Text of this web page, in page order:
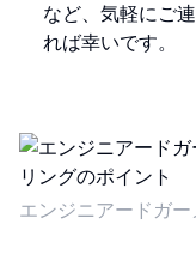
など、気軽にご
れば幸いです。
エンジニアードガ